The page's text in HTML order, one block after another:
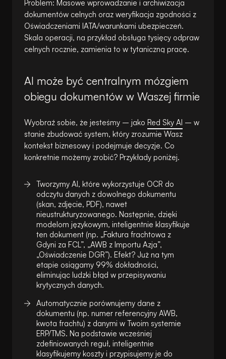
Problem: Masowe wprowadzanie i archiwizacja
dokumentów celnych oraz weryfikacja zgodności z
Oświadczeniami IATA/warunkami ubezpieczeń.
Skala operacji, na przykład obsługa tysięcy odpraw
celnych rocznie, zamienia to w tytaniczną pracę.
AI może być centralnym mózgiem
obiegu dokumentów w Waszej firmie
Wyobraź sobie, że jesteśmy – jako Red Sky AI – w
stanie zbudować system, który zrozumie Wasz
kontekst biznesowy i podejmuje decyzje. Co
konkretnie możemy zrobić? Przykłady poniżej.
Tworzymy AI, które wykorzystuje OCR do
odczytu danych z dowolnego dokumentu
(skan, zdjęcie, PDF), nawet
nieustrukturyzowanego. Następnie, dzięki
modelom językowym, inteligentnie klasyfikuje
ten dokument (np. „Faktura frachtowa z
Gdyni za FCL”, „AWB z Importu Azja”,
„Oświadczenie DGR”). Efekt? Już na tym
etapie osiągamy 99% dokładności,
eliminując ludzki błąd w przepisywaniu
krytycznych danych.
Automatycznie porównujemy dane z
dokumentu (np. numer referencyjny AWB,
kwota frachtu) z danymi w Twoim systemie
ERP/TMS. Na podstawie wcześniej
zdefiniowanych reguł, inteligentnie
klasyfikujemy koszty i przypisujemy je do